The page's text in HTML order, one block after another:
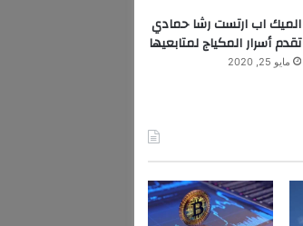
الميك اب ارتست رشا حمادي
تقدم أسرار المكياج لمتابعيها
مايو 25, 2020